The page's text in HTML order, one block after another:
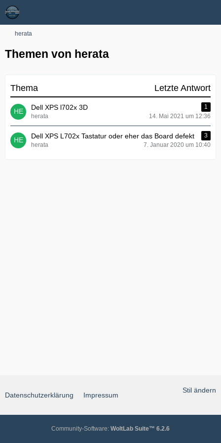
herata
Themen von herata
Thema Letzte Antwort
Dell XPS l702x 3D
1
herata
14. Mai 2021 um 12:36
Dell XPS L702x Tastatur oder eher das Board defekt
3
herata
7. Januar 2020 um 10:40
Stil ändern
Datenschutzerklärung Impressum
Community-Software: WoltLab Suite™ 6.2.6